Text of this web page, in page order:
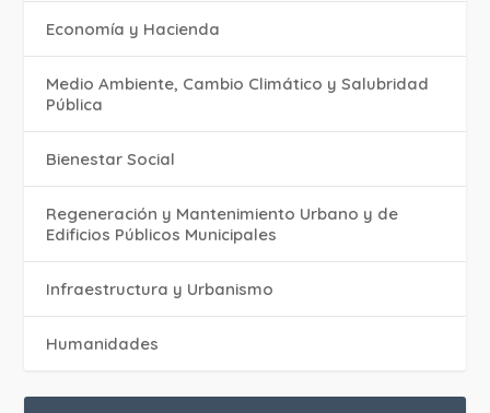
Economía y Hacienda
Medio Ambiente, Cambio Climático y Salubridad
Pública
Bienestar Social
Regeneración y Mantenimiento Urbano y de
Edificios Públicos Municipales
Infraestructura y Urbanismo
Humanidades